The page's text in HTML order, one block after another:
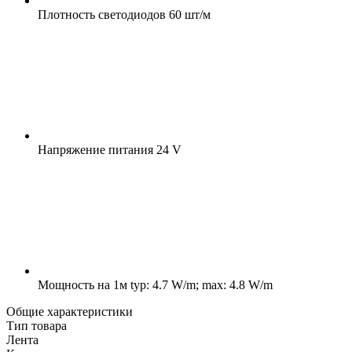
Плотность светодиодов 60 шт/м
Напряжение питания 24 V
Мощность на 1м typ: 4.7 W/m; max: 4.8 W/m
Общие характеристики
Тип товара
Лента